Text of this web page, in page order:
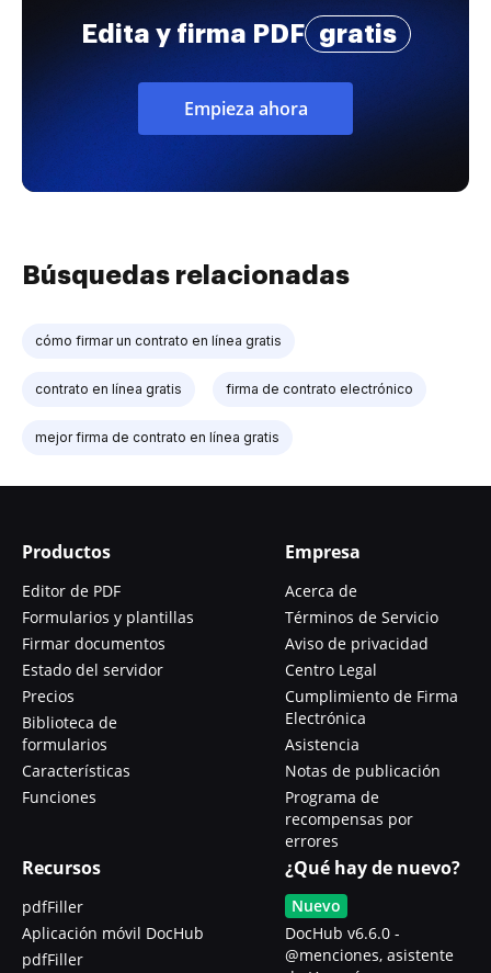
Edita y firma PDF gratis
Empieza ahora
Búsquedas relacionadas
cómo firmar un contrato en línea gratis
contrato en línea gratis firma de contrato electrónico
mejor firma de contrato en línea gratis
Productos
Editor de PDF
Formularios y plantillas
Firmar documentos
Estado del servidor
Precios
Biblioteca de
formularios
Características
Funciones
Empresa
Acerca de
Términos de Servicio
Aviso de privacidad
Centro Legal
Cumplimiento de Firma
Electrónica
Asistencia
Notas de publicación
Programa de
recompensas por
errores
Recursos
pdfFiller
Aplicación móvil DocHub
pdfFiller
¿Qué hay de nuevo?
Nuevo
DocHub v6.6.0 -
@menciones, asistente